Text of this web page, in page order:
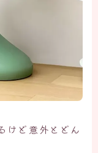
けど意外とどん